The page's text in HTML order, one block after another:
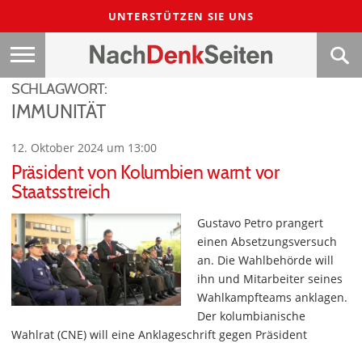
UNTERSTÜTZEN SIE UNS
SCHLAGWORT:
IMMUNITÄT
12. Oktober 2024 um 13:00
Präsident von Kolumbien warnt vor
Staatsstreich
Gustavo Petro prangert
einen Absetzungsversuch
an. Die Wahlbehörde will
ihn und Mitarbeiter seines
Wahlkampfteams anklagen.
Der kolumbianische
Wahlrat (CNE) will eine Anklageschrift gegen Präsident